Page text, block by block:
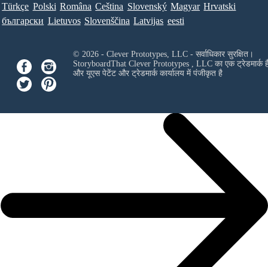
Türkçe Polski Româna Ceština Slovenský Magyar Hrvatski
български Lietuvos Slovenščina Latvijas eesti
© 2026 - Clever Prototypes, LLC - सर्वाधिकार सुरक्षित।
StoryboardThat Clever Prototypes , LLCका एक ट्रेडमार्क
और यूएस पेटेंट और ट्रेडमार्क कार्यालय में पंजीकृत है